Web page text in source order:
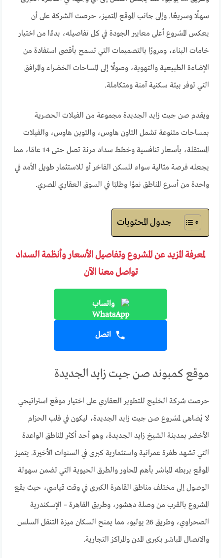
سهلًا وسريعًا. وإلى جانب الموقع المتميز، حرصت الشركة على أن
يعكس المشروع أعلى معايير الجودة في كل تفاصيله، بدءًا من اختيار
خامات البناء، ومرورًا بالتصميمات التي تسمح بأقصى استفادة من
الإضاءة الطبيعية والتهوية، وصولًا إلى المساحات الخضراء والمرافق
التي توفر بيئة سكنية آمنة ومتكاملة.
ويقدم صن جيت زايد الجديدة مجموعة من الفيلات الحصرية
بمساحات متنوعة تشمل التاون هاوس، والتوين هاوس، والفيلات
المستقلة، بأسعار تنافسية وخطط سداد مرنة تصل حتى 14 عامًا، مما
يجعله فرصة مثالية سواء للسكن الفاخر أو للاستثمار طويل الأمد في
واحدة من أسرع المناطق نموًا وطلبًا في السوق العقاري المصري.
جدول المحتويات
لمعرفة المزيد عن المشروع وتفاصيل الأسعار وأنظمة السداد
تواصل معنا الآن
واتساب
اتصل
موقع كمبوند صن جيت زايد الجديدة
حرصت شركة الخليج للتطوير العقاري على اختيار موقع استراتيجي
لا يُضاهى لمشروع صن جيت زايد الجديدة، ليكون في قلب الحزام
الأخضر بمدينة الشيخ زايد الجديدة، وهو أحد أكثر المناطق الواعدة
التي تشهد طفرة عمرانية واستثمارية كبرى في السنوات الأخيرة. يتميز
الموقع بربطه المباشر بأهم المحاور والطرق الحيوية التي تضمن سهولة
الوصول إلى مختلف مناطق القاهرة الكبرى في وقت قياسي، حيث يقع
المشروع بالقرب من وصلة دهشور، وطريق القاهرة – الإسكندرية
الصحراوي، وطريق 26 يوليو، مما يمنح السكان ميزة التنقل السلس
والاتصال المباشر بكبرى المدن والمراكز التجارية.